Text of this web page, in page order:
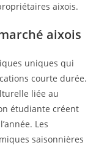
aixois.
aixois
uniques qui
courte durée.
liée au
étudiante créent
Les
saisonnières